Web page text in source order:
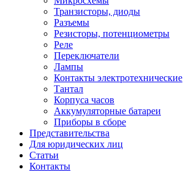
Транзисторы, диоды
Разъемы
Резисторы, потенциометры
Реле
Переключатели
Лампы
Контакты электротехнические
Тантал
Корпуса часов
Аккумуляторные батареи
Приборы в сборе
Представительства
Для юридических лиц
Статьи
Контакты